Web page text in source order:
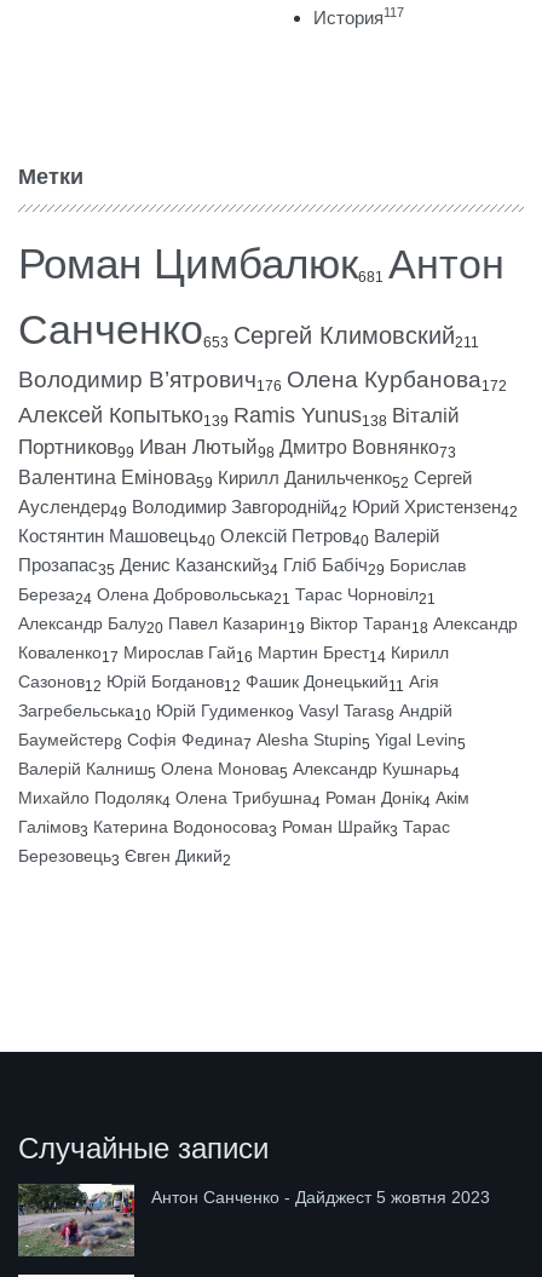
История117
Метки
Роман Цимбалюк681 Антон
Санченко653 Сергей Климовский211
Володимир В’ятрович176 Олена Курбанова172
Алексей Копытько139 Ramis Yunus138 Віталій
Портников99 Иван Лютый98 Дмитро Вовнянко73
Валентина Емінова59 Кирилл Данильченко52 Сергей
Ауслендер49 Володимир Завгородній42 Юрий Христензен42
Костянтин Машовець40 Олексій Петров40 Валерій
Прозапас35 Денис Казанский34 Гліб Бабіч29 Борислав
Береза24 Олена Добровольська21 Тарас Чорновіл21
Александр Балу20 Павел Казарин19 Віктор Таран18 Александр
Коваленко17 Мирослав Гай16 Мартин Брест14 Кирилл
Сазонов12 Юрій Богданов12 Фашик Донецький11 Агія
Загребельська10 Юрій Гудименко9 Vasyl Taras8 Андрій
Баумейстер8 Софія Федина7 Alesha Stupin5 Yigal Levin5
Валерій Калниш5 Олена Монова5 Александр Кушнарь4
Михайло Подоляк4 Олена Трибушна4 Роман Донік4 Акім
Галімов3 Катерина Водоносова3 Роман Шрайк3 Тарас
Березовець3 Євген Дикий2
Случайные записи
Антон Санченко - Дайджест 5 жовтня 2023